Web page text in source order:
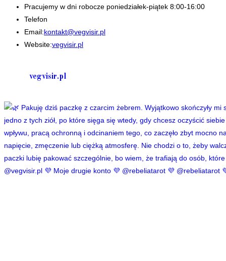
Pracujemy w dni robocze poniedziałek-piątek 8:00-16:00
Telefon
Email:kontakt@vegvisir.plOpens
Website:vegvisir.pl
vegvisir.pl